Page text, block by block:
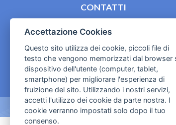
CONTATTI
Cookies e informativa
Accettazione Cookies
Questo sito utilizza dei cookie, piccoli file di
testo che vengono memorizzati dal browser
dispositivo dell'utente (computer, tablet,
smartphone) per migliorare l'esperienza di
fruizione del sito. Utilizzando i nostri servizi,
accetti l'utilizzo dei cookie da parte nostra. I
cookie verranno impostati solo dopo il tuo
consenso.